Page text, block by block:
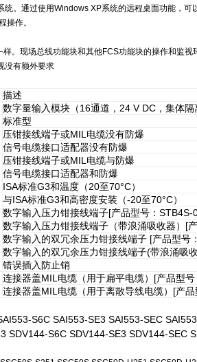
统。通过使用Windows XP系统的远程桌面功能，可
操作。
。现场总线功能块和其他FCS功能块的操作和监视
没有额外要求
描述
数字量输入模块（16通道，24 V DC，集体隔
标准型
压钳接线端子或MIL电缆没有防爆
信号电缆接口适配器没有防爆
压钳接线端子或MIL电缆与防爆
信号电缆接口适配器和防爆
ISA标准G3和温度（20至70°C）
与ISA标准G3和高密度安装（-20至70°C）
数字输入压力钳接线端子[产品型号：STB4S-
数字输入压力钳接线端子（带浪涌吸收器）[
数字输入的双冗余压力钳接线端子 [产品型号
数字输入的双冗余压力钳接线端子(带浪涌吸
错误插入防止销
连接器盖MIL电缆（用于扁平电缆）[产品型号
连接器盖MIL电缆（用于离散导线电缆）[产
S6C SAI553-SE3 SAI553-SEC
SDV144-S6C SDV144-SE3 SDV144-SEC